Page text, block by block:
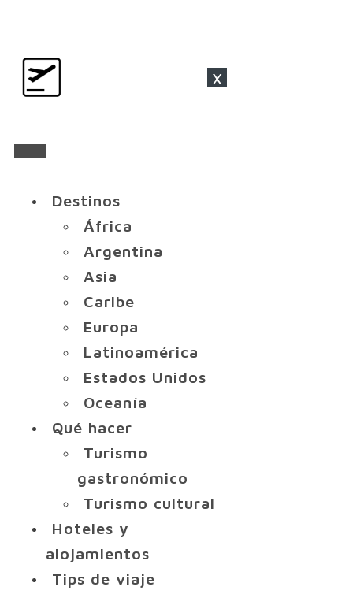
x
Destinos
África
Argentina
Asia
Caribe
Europa
Latinoamérica
Estados Unidos
Oceanía
Qué hacer
Turismo
gastronómico
Turismo cultural
Hoteles y
alojamientos
Tips de viaje